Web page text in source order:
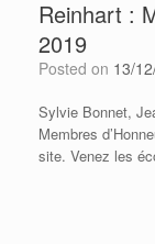
Reinhart :
2019
Posted on 13/
Sylvie Bonnet,
Membres
site. Venez les